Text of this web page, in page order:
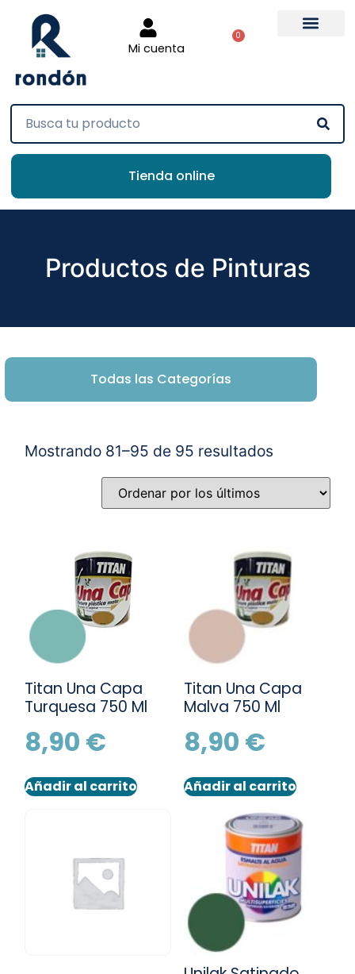
Mi cuenta
0
Tienda online
Productos de Pinturas
Todas las Categorías
Mostrando 81–95 de 95 resultados
Titan Una Capa
Turquesa 750 Ml
8,90 €
Añadir al carrito
Titan Una Capa
Malva 750 Ml
8,90 €
Añadir al carrito